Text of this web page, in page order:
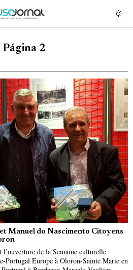
Página 2
Manuel do Nascimento Citoyens
de la Semaine culturelle
Portugal Europe à Oloron-Sainte Marie en